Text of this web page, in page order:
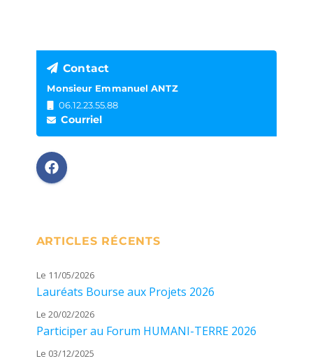
Contact
Monsieur Emmanuel ANTZ
06.12.23.55.88
Courriel
ARTICLES RÉCENTS
Le 11/05/2026
Lauréats Bourse aux Projets 2026
Le 20/02/2026
Participer au Forum HUMANI-TERRE 2026
Le 03/12/2025